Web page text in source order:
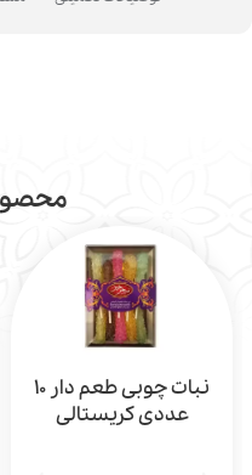
نبات چوبی طعم دار 10
عددی کریستالی